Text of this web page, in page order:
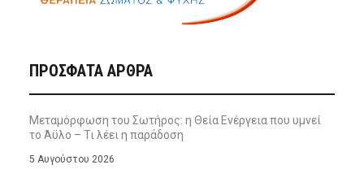
ΠΡΌΣΦΑΤΑ ΆΡΘΡΑ
Μεταμόρφωση του Σωτήρος: η Θεία Ενέργεια που υμνεί
το Άϋλο – Τι λέει η παράδοση
5 Αυγούστου 2026